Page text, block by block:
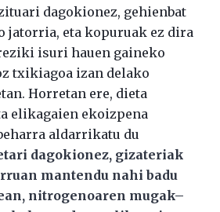
dagokionez, gehienbat
jatorria, eta kopuruak ez dira
isuri hauen gaineko
txikiagoa izan delako
Horretan ere, dieta
elikagaien ekoizpena
aldarrikatu du
dagokionez, gizateriak
mantendu nahi badu
nitrogenoaren mugak–